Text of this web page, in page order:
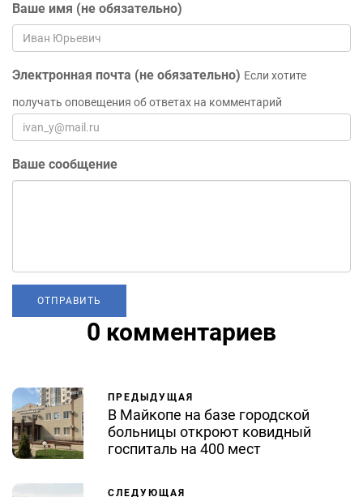
Ваше имя (не обязательно)
Электронная почта (не обязательно) Если хотите
получать оповещения об ответах на комментарий
Ваше сообщение
0 комментариев
ПРЕДЫДУЩАЯ
В Майкопе на базе городской
больницы откроют ковидный
госпиталь на 400 мест
СЛЕДУЮЩАЯ